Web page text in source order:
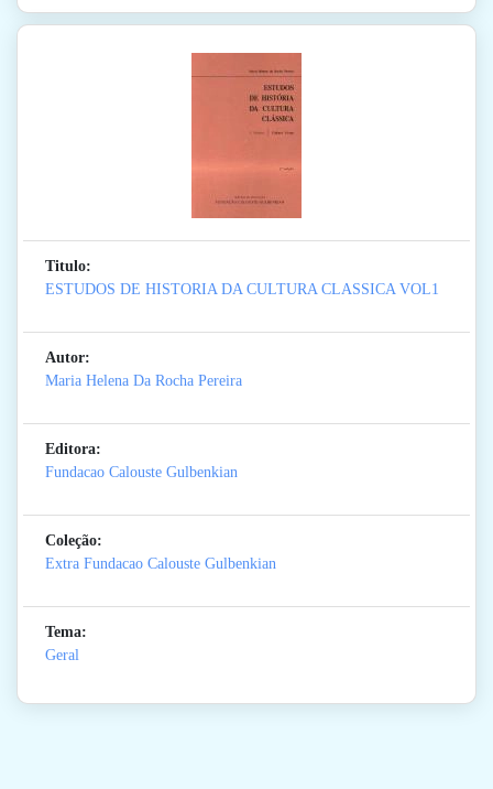
Titulo:
ESTUDOS DE HISTORIA DA CULTURA CLASSICA VOL1
Autor:
Maria Helena Da Rocha Pereira
Editora:
Fundacao Calouste Gulbenkian
Coleção:
Extra Fundacao Calouste Gulbenkian
Tema:
Geral